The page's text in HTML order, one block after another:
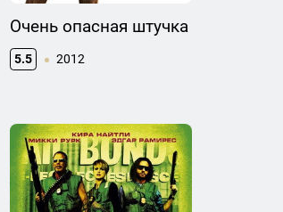
Очень опасная штучка
5.5 2012